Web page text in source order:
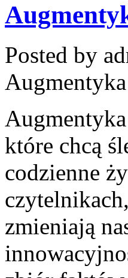
Posted by
Augmentyka
które chcą
codzienne
zmieniają